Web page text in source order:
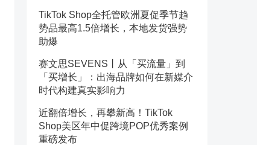
TikTok Shop全托管欧洲夏促季节趋
势品最高1.5倍增长，本地发货强势
助爆
赛文思SEVENS丨从「买流量」到
「买增长」：出海品牌如何在新媒介
时代构建真实影响力
近翻倍增长，再攀新高！TikTok
Shop美区年中促跨境POP优秀案例
重磅发布